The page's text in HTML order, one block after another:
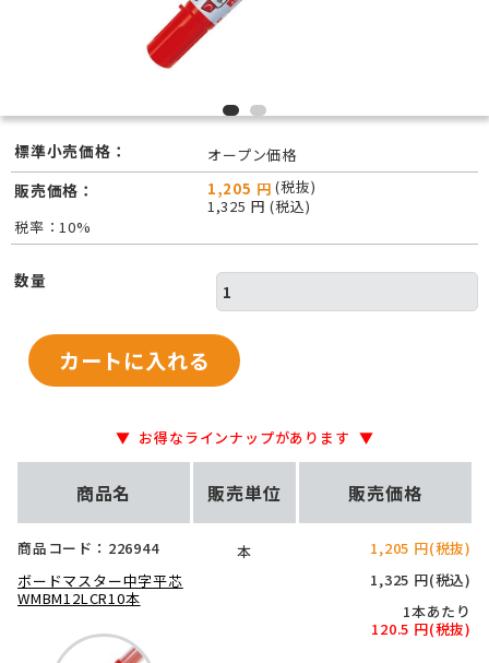
標準小売価格： オープン価格
販売価格： 1,205 円 (税抜)
1,325 円 (税込)
税率：10%
数量
お得なラインナップがあります
商品名 販売単位 販売価格
商品コード：226944
ボードマスター中字平芯
WMBM12LCR10本
本
1,205 円(税抜)
1,325 円(税込)
1本あたり
120.5 円(税抜)